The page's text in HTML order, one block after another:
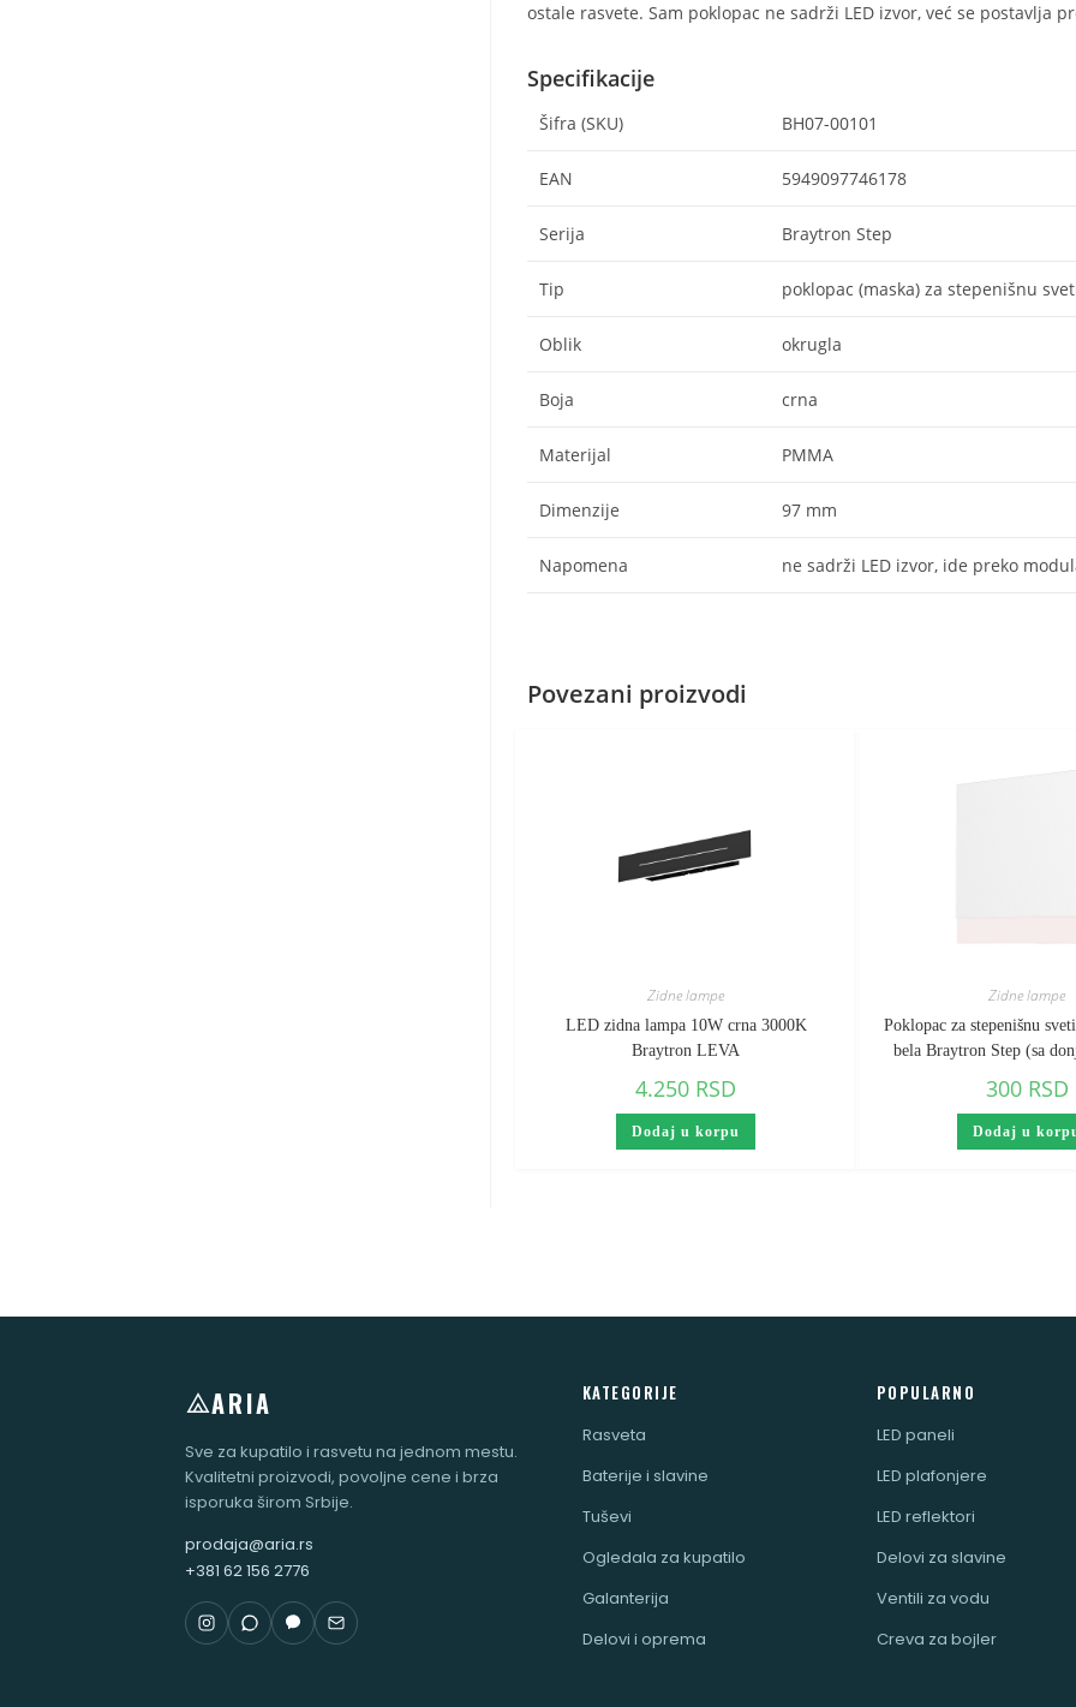
ostale rasvete. Sam poklopac ne sadrži LED izvor, već se postavlja
Specifikacije
Šifra (SKU) BH07-00101
EAN 5949097746178
Serija Braytron Step
Tip poklopac (maska) za stepenišnu
Oblik okrugla
Boja crna
Materijal PMMA
Dimenzije 97 mm
Napomena ne sadrži LED izvor, ide preko
Povezani proizvodi
Zidne lampe
LED zidna lampa 10W crna 3000K
Braytron LEVA
4.250 RSD
Dodaj u korpu
Zidne lampe
Poklopac za stepenišnu
bela Braytron Step (sa
300 RSD
Dodaj u
ARIA
Sve za kupatilo i rasvetu na jednom mestu.
Kvalitetni proizvodi, povoljne cene i brza
isporuka širom Srbije.
prodaja@aria.rs
+381 62 156 2776
KATEGORIJE
Rasveta
Baterije i slavine
Tuševi
Ogledala za kupatilo
Galanterija
Delovi i oprema
POPULARNO
LED paneli
LED plafonjere
LED reflektori
Delovi za slavine
Ventili za vodu
Creva za bojler